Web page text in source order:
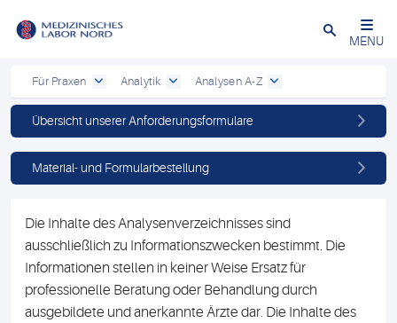
Schließen
MENU
Für Praxen Analytik Analysen A-Z
Übersicht unserer Anforderungsformulare
Material- und Formularbestellung
Die Inhalte des Analysenverzeichnisses sind
ausschließlich zu Informationszwecken bestimmt. Die
Informationen stellen in keiner Weise Ersatz für
professionelle Beratung oder Behandlung durch
ausgebildete und anerkannte Ärzte dar. Die Inhalte des